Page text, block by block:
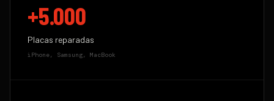
+5.000
Placas reparadas
iPhone, Samsung, MacBook